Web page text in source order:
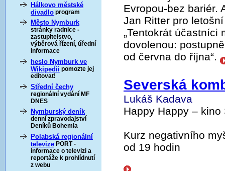
Hálkovo městské
divadlo program
Město Nymburk
stránky radnice -
zastupitelstvo,
výběrová řízení, úřední
informace
heslo Nymburk ve
Wikipedii pomozte jej
editovat!
Střední čechy
regionální vydání MF
DNES
Nymburský deník
denní zpravodajství
Deníků Bohemia
Polabská regionální
televize PORT -
informace o televizi a
reportáže k prohlídnutí
z webu
Evropou-bez bariér.
Jan Ritter pro
„Tentokrát účastníci
dovolenou:
od června do října“.
Severská
Lukáš Kadava
Happy Happy –
Kurz negativního
od 19 hodin